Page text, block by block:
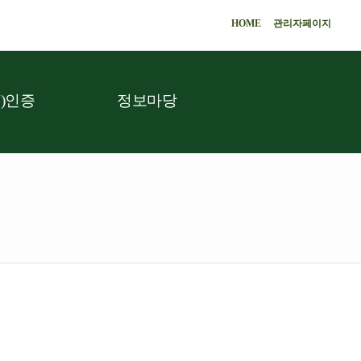
HOME 관리자페이지
인증 정보마당